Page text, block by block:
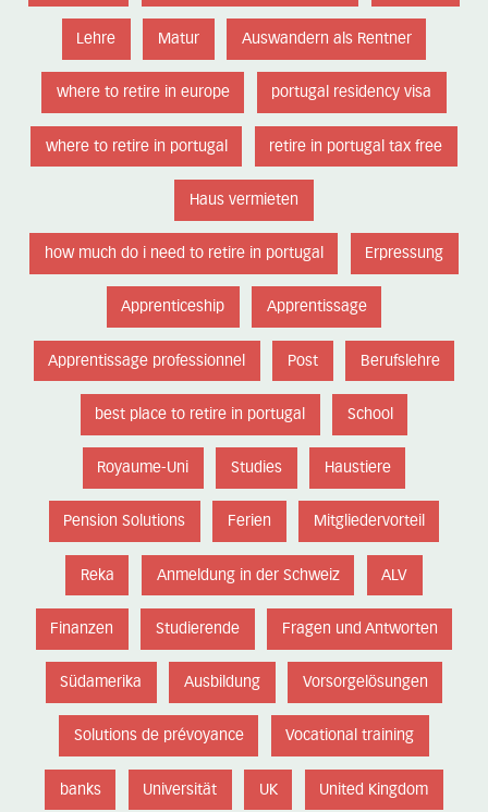
Lehre Matur Auswandern als Rentner
where to retire in europe portugal residency visa
where to retire in portugal retire in portugal tax free
Haus vermieten
how much do i need to retire in portugal Erpressung
Apprenticeship Apprentissage
Apprentissage professionnel Post Berufslehre
best place to retire in portugal School
Royaume-Uni Studies Haustiere
Pension Solutions Ferien Mitgliedervorteil
Reka Anmeldung in der Schweiz ALV
Finanzen Studierende Fragen und Antworten
Südamerika Ausbildung Vorsorgelösungen
Solutions de prévoyance Vocational training
banks Universität UK United Kingdom